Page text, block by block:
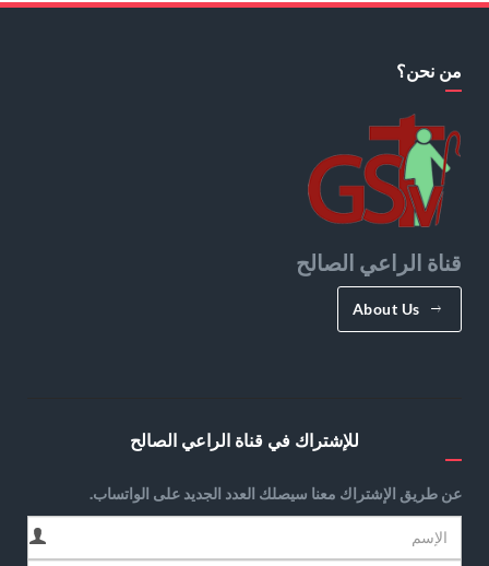
من نحن؟
قناة الراعي الصالح
About Us
للإشتراك في قناة الراعي الصالح
عن طريق الإشتراك معنا سيصلك العدد الجديد على الواتساب.